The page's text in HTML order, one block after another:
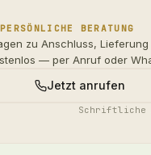
PERSÖNLICHE BERATUNG
zu Anschluss,
— per Anruf oder
Jetzt anrufen
Schriftliche